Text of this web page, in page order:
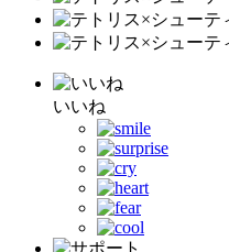
いいね